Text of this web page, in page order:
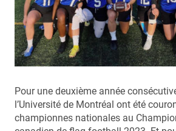
Pour une deuxième année
l’Université de Montréal ont été
championnes nationales au